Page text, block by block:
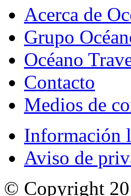
Acerca de
Grupo
Océano
Contacto
Medios de
Información
Aviso de
© Copyright